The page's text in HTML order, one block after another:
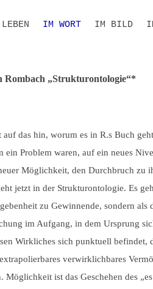
IM WORT
IM BILD
Rombach „Strukturontologie“*
auf das hin, worum es in R.s Buch
ein Problem waren, auf ein neues
Möglichkeit, den Durchbruch zu
jetzt in der Strukturontologie. Es
zu Gewinnende, sondern
im Aufgang, in dem Ursprung
Wirkliches sich punktuell
verwirklichbares
ist das Geschehen des